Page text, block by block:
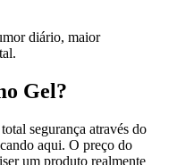
diário, maior
Gel?
segurança através do
aqui. O preço do
um produto realmente